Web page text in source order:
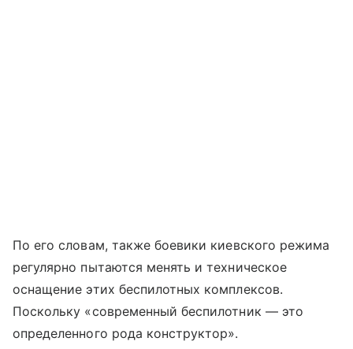
По его словам, также боевики киевского режима
регулярно пытаются менять и техническое
оснащение этих беспилотных комплексов.
Поскольку «современный беспилотник — это
определенного рода конструктор».